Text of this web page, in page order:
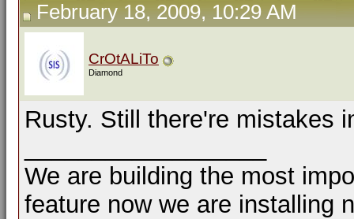
February 18, 2009, 10:29 AM
CrOtALiTo
Diamond
Rusty. Still there're mistakes
We are building the most
feature now we are installing